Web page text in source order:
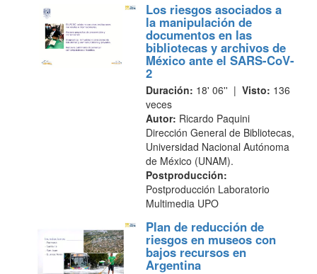
Los riesgos asociados a
la manipulación de
documentos en las
bibliotecas y archivos de
México ante el SARS-CoV-
2
Duración: 18' 06'' | Visto: 136
veces
Autor: Ricardo Paquini
Dirección General de Bibliotecas,
Universidad Nacional Autónoma
de México (UNAM).
Postproducción:
Postproducción Laboratorio
Multimedia UPO
Plan de reducción de
riesgos en museos con
bajos recursos en
Argentina